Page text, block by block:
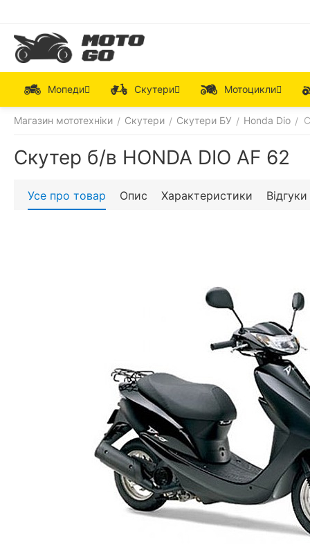
Мопеди Скутери Мотоцикли
Магазин мототехніки / Скутери / Скутери БУ / Honda Dio /
Скутер б/в HONDA DIO AF 62
Усе про товар Опис Характеристики Відгуки